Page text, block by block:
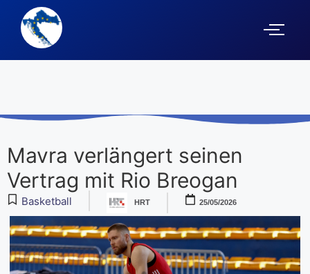
Mavra verlängert seinen
Vertrag mit Rio Breogan
Basketball HRT 25/05/2026